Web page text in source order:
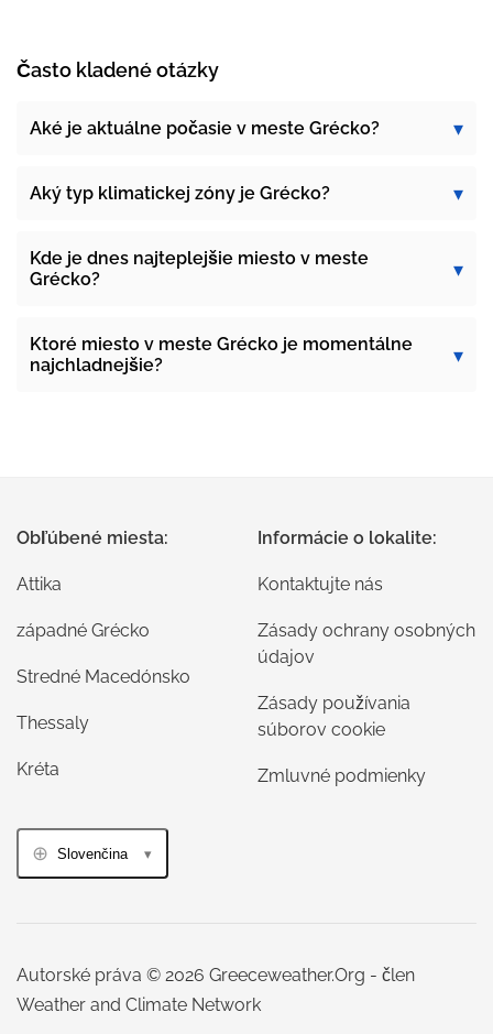
Často kladené otázky
Aké je aktuálne počasie v meste Grécko?
Aký typ klimatickej zóny je Grécko?
Kde je dnes najteplejšie miesto v meste
Grécko?
Ktoré miesto v meste Grécko je momentálne
najchladnejšie?
Obľúbené miesta:
Attika
západné Grécko
Stredné Macedónsko
Thessaly
Kréta
Informácie o lokalite:
Kontaktujte nás
Zásady ochrany osobných
údajov
Zásady používania
súborov cookie
Zmluvné podmienky
Slovenčina
Autorské práva © 2026 Greeceweather.Org - člen
Weather and Climate Network